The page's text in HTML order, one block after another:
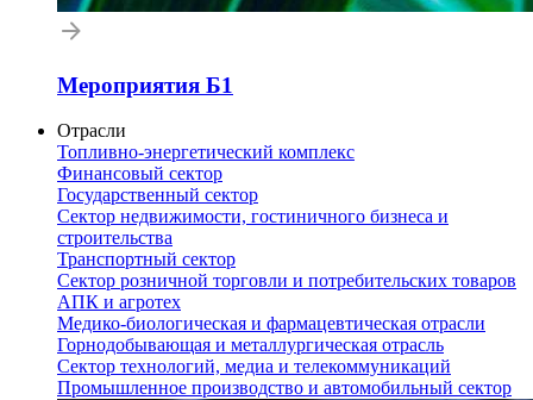
Мероприятия Б1
Отрасли
Топливно-энергетический комплекс
Финансовый сектор
Государственный сектор
Сектор недвижимости, гостиничного бизнеса и
строительства
Транспортный сектор
Сектор розничной торговли и потребительских товаров
АПК и агротех
Медико-биологическая и фармацевтическая отрасли
Горнодобывающая и металлургическая отрасль
Сектор технологий, медиа и телекоммуникаций
Промышленное производство и автомобильный сектор